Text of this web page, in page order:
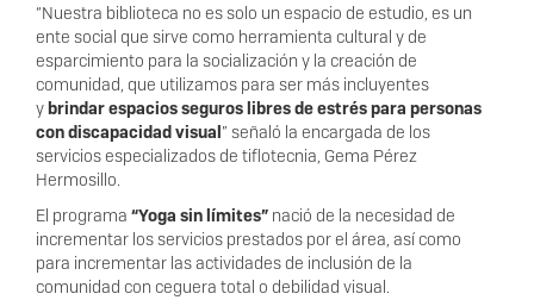
“Nuestra biblioteca no es solo un espacio de estudio, es un
ente social que sirve como herramienta cultural y de
esparcimiento para la socialización y la creación de
comunidad, que utilizamos para ser más incluyentes
ybrindar espacios seguros libres de estrés para personas
con discapacidad visual” señaló la encargada de los
servicios especializados de tiflotecnia, Gema Pérez
Hermosillo.
El programa “Yoga sin límites” nació de la necesidad de
incrementar los servicios prestados por el área, así como
para incrementar las actividades de inclusión de la
comunidad con ceguera total o debilidad visual.